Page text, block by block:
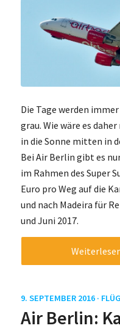
Die Tage werden
grau. Wie wäre es
in die Sonne mitten in
Bei Air Berlin gibt es
im Rahmen des Super
Euro pro Weg auf die
und nach Madeira für
und Juni 2017.
9. SEPTEMBER 2016 ·
Air Berlin: